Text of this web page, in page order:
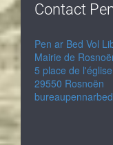
Contact
Pen ar Bed Vol
Mairie de
5 place de l'église
29550 Rosnoën